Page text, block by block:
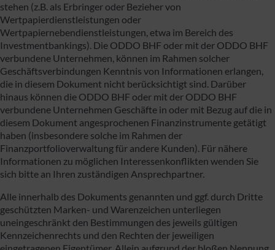
stehen (z.B. als Erbringer oder Bezieher von
Wertpapierdienstleistungen oder
Wertpapiernebendienstleistungen, etwa im Bereich des
Investmentbankings). Die ODDO BHF oder mit der ODDO BHF
verbundene Unternehmen, können im Rahmen solcher
Geschäftsverbindungen Kenntnis von Informationen erlangen,
die in diesem Dokument nicht berücksichtigt sind. Darüber
hinaus können die ODDO BHF oder mit der ODDO BHF
verbundene Unternehmen Geschäfte in oder mit Bezug auf die in
diesem Dokument angesprochenen Finanzinstrumente getätigt
haben (insbesondere solche im Rahmen der
Finanzportfolioverwaltung für andere Kunden). Für nähere
Informationen zu möglichen Interessenkonflikten wenden Sie
sich bitte an Ihren zuständigen Ansprechpartner.
Alle innerhalb des Dokuments genannten und ggf. durch Dritte
geschützten Marken- und Warenzeichen unterliegen
uneingeschränkt den Bestimmungen des jeweils gültigen
Kennzeichenrechts und den Rechten der jeweiligen